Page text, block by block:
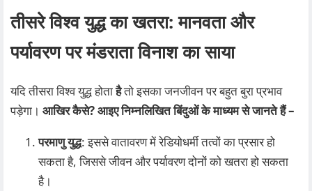
तीसरे विश्व युद्ध का खतरा: मानवता और
पर्यावरण पर मंडराता विनाश का साया
यदि तीसरा विश्व युद्ध होताहैतो इसका जनजीवन पर बहुत बुरा प्रभाव
पड़ेगा। आखिर कैसे? आइए निम्नलिखित बिंदुओं के माध्यम से जानते हैं –
परमाणु युद्ध: इससे वातावरण में रेडियोधर्मी तत्वों का प्रसार हो
सकता है, जिससे जीवन और पर्यावरण दोनों को खतरा हो सकता
है।